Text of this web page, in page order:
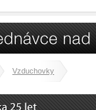
Vzduchovky